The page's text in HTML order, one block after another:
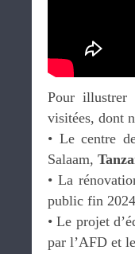
Pour illustrer
visitées, dont
•⁠ ⁠Le centre
Salaam,
•⁠ ⁠La
public fin
•⁠ ⁠Le projet
par l’AFD et